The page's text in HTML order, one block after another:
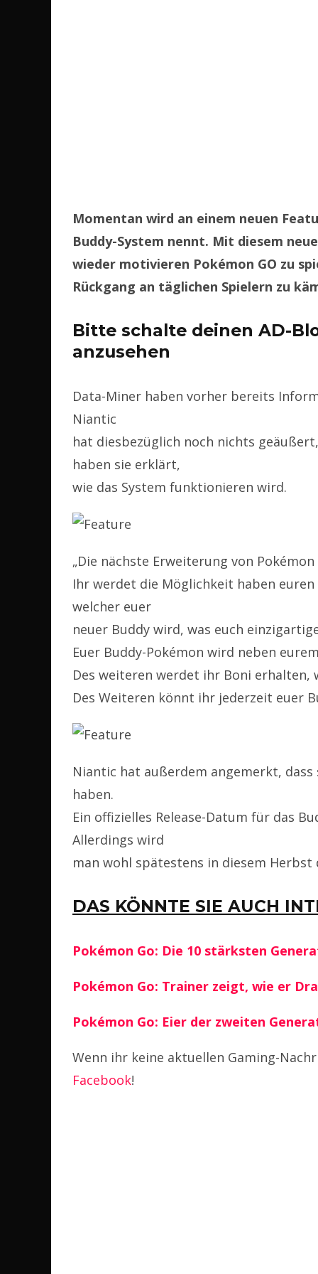
Momentan wird an einem neuen
Buddy-System nennt. Mit diesem
wieder motivieren Pokémon GO zu
Rückgang an täglichen Spielern zu
Bitte schalte deinen AD-
anzusehen
Data-Miner haben vorher bereits
Niantic
hat diesbezüglich noch nichts
haben sie erklärt,
wie das System funktionieren wird.
„Die nächste Erweiterung von
Ihr werdet die Möglichkeit haben
welcher euer
neuer Buddy wird, was euch
Euer Buddy-Pokémon wird neben
Des weiteren werdet ihr Boni erhalten,
Des Weiteren könnt ihr jederzeit euer
Niantic hat außerdem angemerkt,
haben.
Ein offizielles Release-Datum für das
Allerdings wird
man wohl spätestens in diesem Herbst
DAS KÖNNTE SIE AUCH
Pokémon Go: Die 10 stärksten
Pokémon Go: Trainer zeigt, wie er
Pokémon Go: Eier der zweiten
Wenn ihr keine aktuellen Gaming-
Facebook!